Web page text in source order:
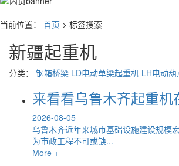
当前位置： 首页 > 标签搜索
新疆起重机
分类： 钢箱桥梁 LD电动单梁起重机 LH电动
来看看乌鲁木齐起重机
2026-08-05
乌鲁木齐近年来城市基础设施建设规模
为市政工程不可或缺...
More +